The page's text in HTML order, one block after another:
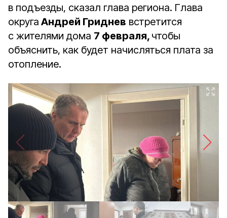
в подъезды, сказал глава региона. Глава
округа Андрей Гриднев встретится
с жителями дома 7 февраля, чтобы
объяснить, как будет начисляться плата за
отопление.